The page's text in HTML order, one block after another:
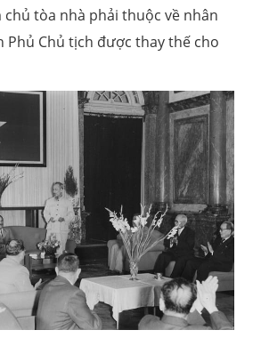
chủ tòa nhà phải thuộc về nhân
Phủ Chủ tịch được thay thế cho